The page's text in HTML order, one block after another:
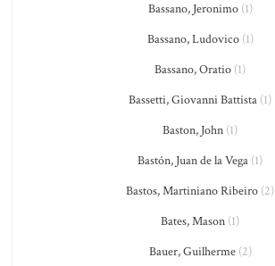
Bassano, Jeronimo(1)
Bassano, Ludovico(1)
Bassano, Oratio (1)
Bassetti, Giovanni Battista (1)
Baston, John (1)
Bastón, Juan de la Vega (1)
Bastos, Martiniano Ribeiro (2)
Bates, Mason (1)
Bauer, Guilherme(2)